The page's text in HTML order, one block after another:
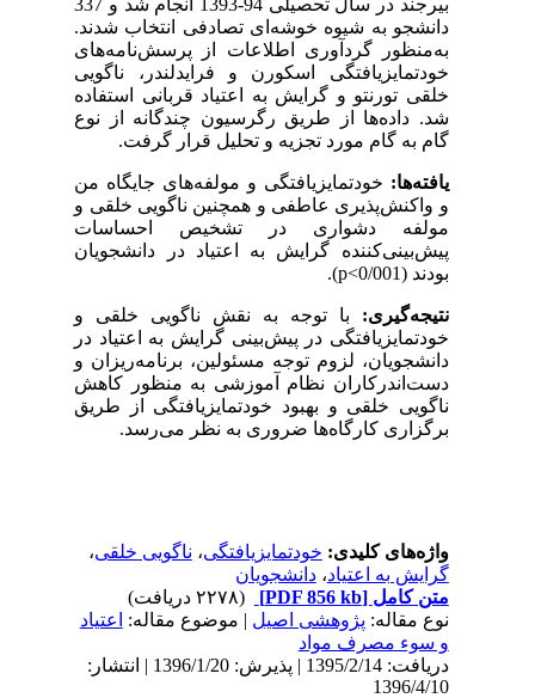
دانشجو به شیوه خوشه‌ای تصادفی انتخاب شدند.
به‌منظور گردآوری اطلاعات از پرسش‌نامه‌‌های
خودتمایزیافتگی اسکورن
و فرایدلندر، ناگویی
خلقی تورنتو و گرایش به اعتیاد قربانی استفاده
شد. داده‌ها از طریق رگرسیون چندگانه از نوع
گام به گام مورد تجزیه و تحلیل قرار گرفت.
یافته‌ها: خودتمایزیافتگی و مولفه‌های جایگاه من
و واکنش‌پذیری عاطفی و همچنین ناگویی خلقی و
مولفه دشواری در تشخیص احساسات
پیش‌بینی‌کننده گرایش به اعتیاد در دانشجویان
بودند (0/001
p<
)
.
نتیجه‌گیری:
با توجه به نقش ناگویی خلقی و
خودتمایزیافتگی در پیش‌‌بینی گرایش به اعتیاد در
دانشجویان، لزوم توجه مسئولین، برنامه‌ریزان و
دست‌اندرکاران نظام آموزشی به منظور کاهش
ناگویی خلقی و بهبود خودتمایزیافتگی از طریق
برگزاری کارگاه‌‌ها ضروری به نظر می‌رسد.
واژه‌های کلیدی:خودتمایزیافتگی،ناگویی خلقی،
گرایش به اعتیاد،دانشجویان
متن کامل[PDF 856 kb]
نوع مقاله:پژوهشی اصيل| موضوع مقاله:اعتیاد
و سوء مصرف مواد
دریافت: 1395/2/14 | پذیرش: 1396/1/20 | انتشار:
1396/4/10